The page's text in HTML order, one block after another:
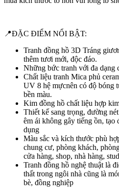
📍ĐẶC ĐIỂM NỔI BẬT:
Tranh đồng hồ 3D Tráng
thêm tươi mới, độc đáo.
Những bức tranh với đa dạng
Chất liệu tranh Mica phủ
UV 8 hệ mựcnên có độ bóng
bền màu.
Kim đồng hồ chất liệu hợp
Thiết kế sang trọng, đường
êm ái không gây tiếng ồn, tạo
dụng
Màu sắc và kích thước phù
chung cư, phòng khách,
cửa hàng, shop, nhà hàng,
Tranh đồng hồ nghệ thuật là
thất trong ngôi nhà cũng là
bè, đồng nghiệp